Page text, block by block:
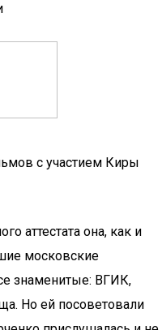
с участием Киры
аттестата она, как и
московские
знаменитые: ВГИК,
Но ей посоветовали